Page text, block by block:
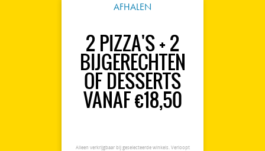
AFHALEN
2 PIZZA'S + 2
BIJGERECHTEN
OF DESSERTS
VANAF €18,50
Alleen verkrijgbaar bij geselecteerde winkels. Verloopt